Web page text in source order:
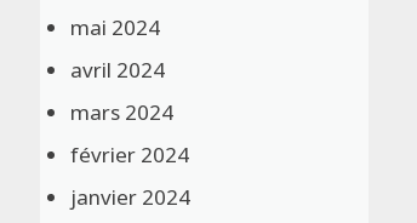
mai 2024
avril 2024
mars 2024
février 2024
janvier 2024